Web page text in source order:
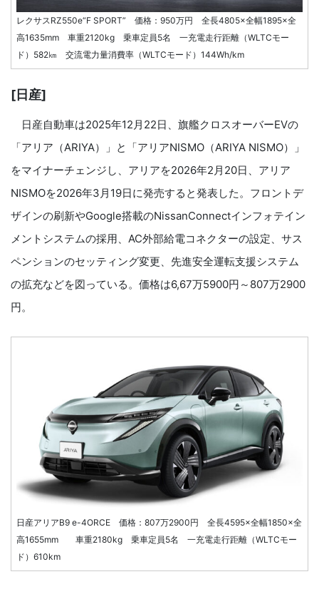
レクサスRZ550e“F SPORT” 価格：950万円 全長4805×全幅1895×全
高1635mm 車重2120kg 乗車定員5名 一充電走行距離（WLTCモー
ド）582㎞ 交流電力量消費率（WLTCモード）144Wh/km
[日産]
日産自動車は2025年12月22日、旗艦クロスオーバーEVの
「アリア（ARIYA）」と「アリアNISMO（ARIYA NISMO）」
をマイナーチェンジし、アリアを2026年2月20日、アリア
NISMOを2026年3月19日に発売すると発表した。フロントデ
ザインの刷新やGoogle搭載のNissanConnectインフォテイン
メントシステムの採用、AC外部給電コネクターの設定、サス
ペンションのセッティング変更、先進安全運転支援システム
の拡充などを図っている。価格は6,67万5900円～807万2900
円。
日産アリアB9 e-4ORCE 価格：807万2900円 全長4595×全幅1850×全
高1655mm 車重2180kg 乗車定員5名 一充電走行距離（WLTCモー
ド）610km